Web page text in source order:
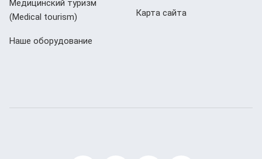
Медицинский туризм
(Мedical tourism)
Наше оборудование
Карта сайта